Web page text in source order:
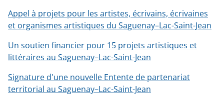
Appel à projets pour les artistes, écrivains, écrivaines
et organismes artistiques du Saguenay–Lac-Saint-Jean
Un soutien financier pour 15 projets artistiques et
littéraires au Saguenay–Lac-Saint-Jean
Signature d'une nouvelle Entente de partenariat
territorial au Saguenay–Lac-Saint-Jean